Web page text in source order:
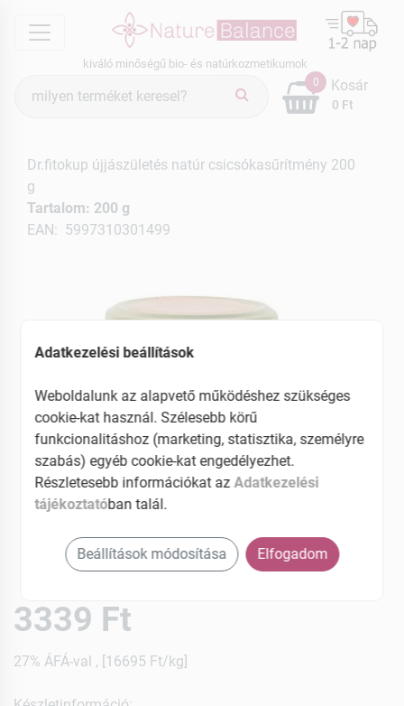
menu
kiváló minőségű bio- és natúrkozmetikumok
keresés
0
0 Ft
Kosár
Dr.fitokup újjászületés natúr csicsókasűrítmény 200
g
Tartalom: 200 g
EAN: 5997310301499
3339 Ft
27% ÁFÁ-val , [16695 Ft/kg]
Adatkezelési beállítások
Weboldalunk az alapvető működéshez szükséges
cookie-kat használ. Szélesebb körű
funkcionalitáshoz (marketing, statisztika, személyre
szabás) egyéb cookie-kat engedélyezhet.
Részletesebb információkat az Adatkezelési
tájékoztatóban talál.
Beállítások módosítása Elfogadom